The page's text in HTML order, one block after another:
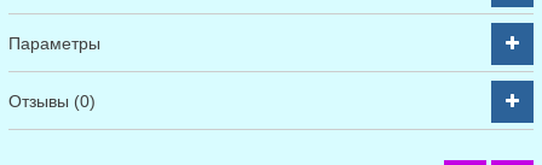
Параметры
Отзывы (0)